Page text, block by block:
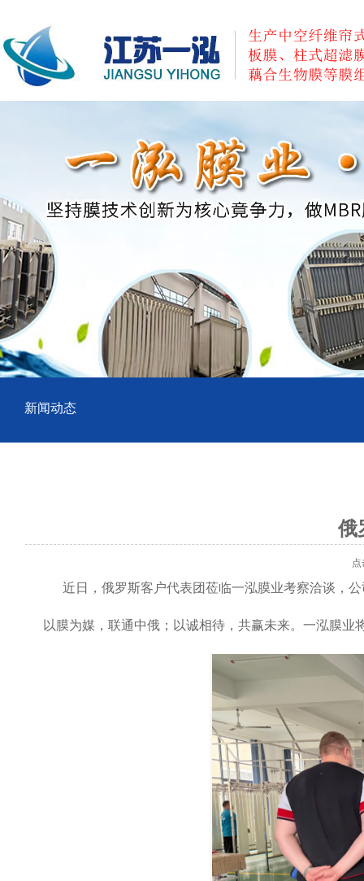
新闻动态
俄
点
近日，俄罗斯客户代表团莅临一泓膜业考察洽谈，公
以膜为媒，联通中俄；以诚相待，共赢未来。一泓膜